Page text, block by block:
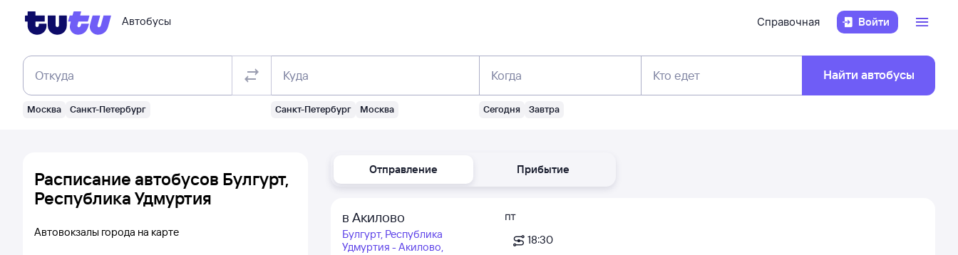
Автобусы Справочная Войти
Откуда
Москва Санкт-Петербург
Куда
Санкт-Петербург Москва
Когда
Сегодня Завтра
Кто едет Найти автобусы
Отправление Прибытие
в Акилово
Булгурт, Республика
Удмуртия - Акилово,
пт
18:30
Расписание автобусов Булгурт,
Республика Удмуртия
Автовокзалы города на карте